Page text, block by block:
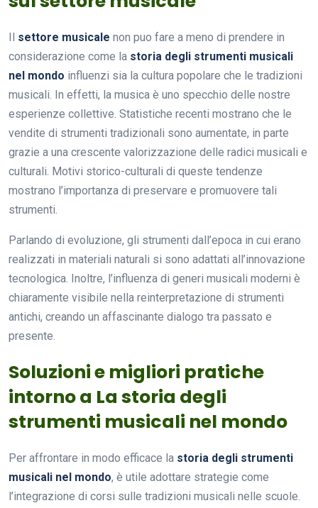
Il settore musicale non puo fare a meno di prendere in
considerazione come la storia degli strumenti musicali
nel mondo influenzi sia la cultura popolare che le tradizioni
musicali. In effetti, la musica è uno specchio delle nostre
esperienze collettive. Statistiche recenti mostrano che le
vendite di strumenti tradizionali sono aumentate, in parte
grazie a una crescente valorizzazione delle radici musicali e
culturali. Motivi storico-culturali di queste tendenze
mostrano l’importanza di preservare e promuovere tali
strumenti.
Parlando di evoluzione, gli strumenti dall’epoca in cui erano
realizzati in materiali naturali si sono adattati all’innovazione
tecnologica. Inoltre, l’influenza di generi musicali moderni è
chiaramente visibile nella reinterpretazione di strumenti
antichi, creando un affascinante dialogo tra passato e
presente.
Soluzioni e migliori pratiche
intorno a La storia degli
strumenti musicali nel mondo
Per affrontare in modo efficace la storia degli strumenti
musicali nel mondo, è utile adottare strategie come
l’integrazione di corsi sulle tradizioni musicali nelle scuole.